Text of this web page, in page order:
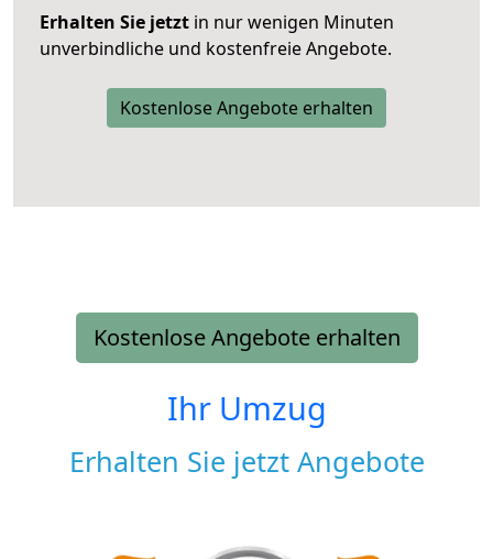
Erhalten Sie jetzt in nur wenigen Minuten
unverbindliche und kostenfreie Angebote.
Kostenlose Angebote erhalten
Kostenlose Angebote erhalten
Ihr Umzug
Erhalten Sie jetzt Angebote